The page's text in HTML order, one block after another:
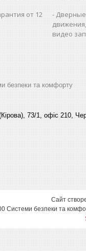
от 12
Дверные
видео
безпеки та комфорту
73/1, офіс 210,
Сайт